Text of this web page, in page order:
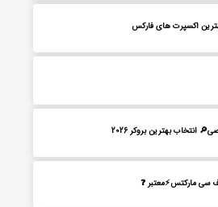
اکسپرت های فارکس
انتخاب بهترین بروکر 2026